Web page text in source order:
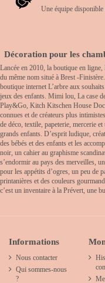
Une équipe
Décoration pour les
Lancée en 2010, la boutique en
du même nom situé à Brest -
boutique internet L’arbre aux
jeux des enfants. Mimi lou, La case
Play&Go, Kitch Kitschen House
connues et de créateurs plus
de déco, textile, papeterie, mercerie
grands enfants. D’esprit ludique,
des bébés et des enfants et les
noir, un cahier au graphisme
s’endormir au pays des merveilles,
pour les appétits d’ogres, un peu de
printanières et des couleurs
c’est un inventaire à la Prévert, une
Informations
Nous contacter
Qui sommes-nous
?